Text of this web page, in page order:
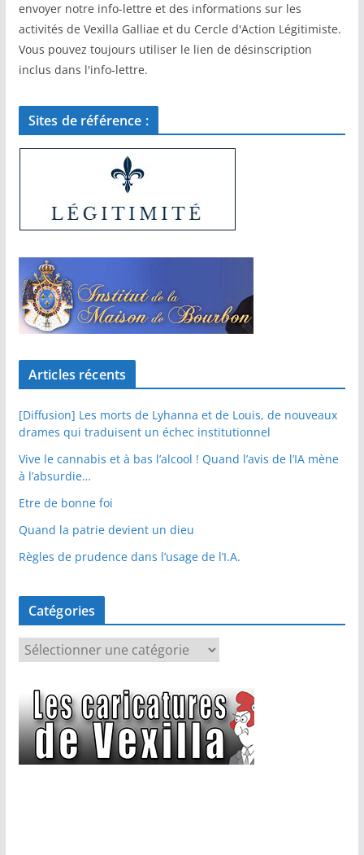
envoyer notre info-lettre et des informations sur les
activités de Vexilla Galliae et du Cercle d'Action Légitimiste.
Vous pouvez toujours utiliser le lien de désinscription
inclus dans l'info-lettre.
Sites de référence :
Articles récents
[Diffusion] Les morts de Lyhanna et de Louis, de nouveaux
drames qui traduisent un échec institutionnel
Vive le cannabis et à bas l’alcool ! Quand l’avis de l’IA mène
à l’absurdie…
Etre de bonne foi
Quand la patrie devient un dieu
Règles de prudence dans l’usage de l’I.A.
Catégories
é
g
o
r